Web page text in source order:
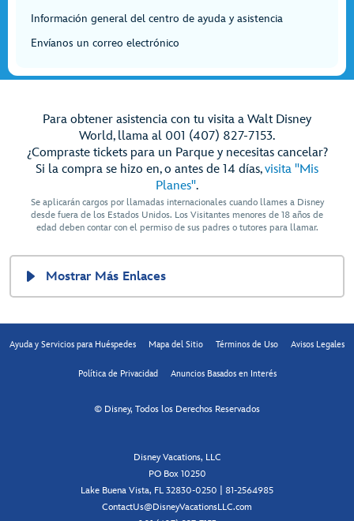
Información general del centro de ayuda y asistencia
Envíanos un correo electrónico
Para obtener asistencia con tu visita a Walt Disney
World, llama al 001 (407) 827-7153.
¿Compraste tickets para un Parque y necesitas cancelar?
Si la compra se hizo en, o antes de 14 días,visita "Mis
Planes".
Se aplicarán cargos por llamadas internacionales cuando llames a Disney
desde fuera de los Estados Unidos. Los Visitantes menores de 18 años de
edad deben contar con el permiso de sus padres o tutores para llamar.
Mostrar Más Enlaces
Ayuda y Servicios para Huéspedes Mapa del Sitio Términos de Uso Avisos Legales
Política de Privacidad Anuncios Basados en Interés
© Disney, Todos los Derechos Reservados
Disney Vacations, LLC
PO Box 10250
Lake Buena Vista, FL 32830-0250 | 81-2564985
ContactUs@DisneyVacationsLLC.com